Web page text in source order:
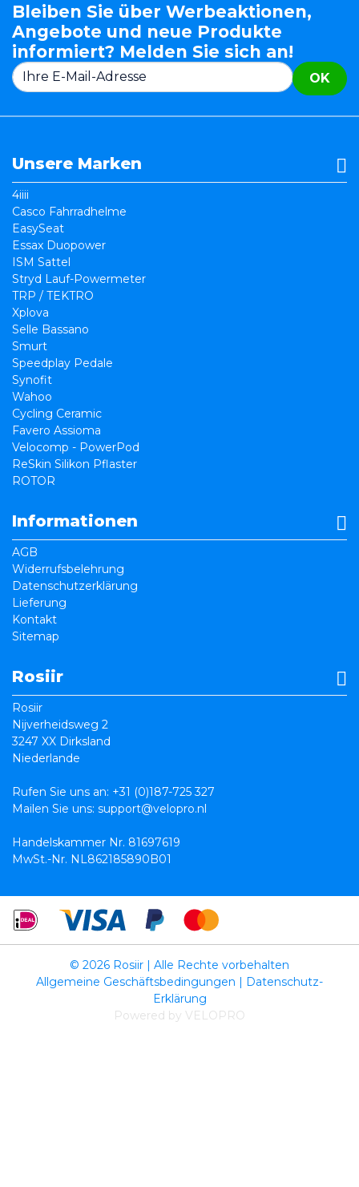
Bleiben Sie über Werbeaktionen,
Angebote und neue Produkte
informiert? Melden Sie sich an!
OK
Unsere Marken
4iiii
Casco Fahrradhelme
EasySeat
Essax Duopower
ISM Sattel
Stryd Lauf-Powermeter
TRP / TEKTRO
Xplova
Selle Bassano
Smurt
Speedplay Pedale
Synofit
Wahoo
Cycling Ceramic
Favero Assioma
Velocomp - PowerPod
ReSkin Silikon Pflaster
ROTOR
Informationen
AGB
Widerrufsbelehrung
Datenschutzerklärung
Lieferung
Kontakt
Sitemap
Rosiir
Rosiir
Nijverheidsweg 2
3247 XX Dirksland
Niederlande
Rufen Sie uns an: +31 (0)187-725 327
Mailen Sie uns: support@velopro.nl
Handelskammer Nr. 81697619
MwSt.-Nr. NL862185890B01
© 2026 Rosiir | Alle Rechte vorbehalten
Powered by VELOPRO
Allgemeine Geschäftsbedingungen | Datenschutz-
Erklärung